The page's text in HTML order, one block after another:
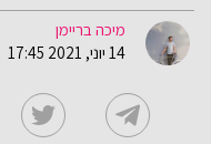
מיכה בריימן
14 יוני, 2021 17:45